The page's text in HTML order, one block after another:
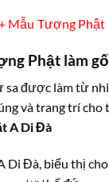
Mẫu Tượng
Phật làm
được làm từ
và trang trí cho
A Di Đà
Di Đà, biểu thị